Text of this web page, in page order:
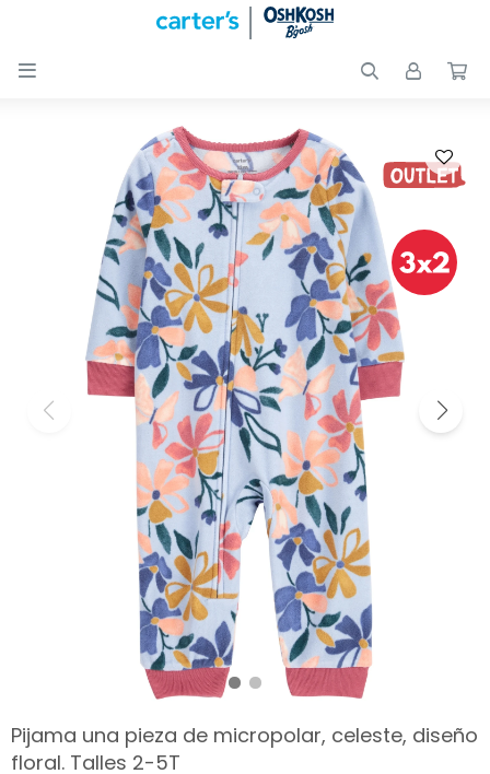

Pijama una pieza de micropolar, celeste, diseño
floral. Talles 2-5T
Nuevos
Calzado
OUTLET